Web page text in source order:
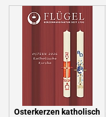
Osterkerzen katholisch